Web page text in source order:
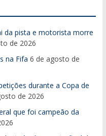
da pista e motorista morre
de 2026
na Fifa 6 de agosto de
durante a Copa de
de 2026
que foi campeão da